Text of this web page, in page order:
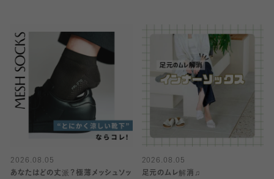
2026.08.05
あなたはどの丈派？極薄メッシュソッ
2026.08.05
足元のムレ解消♫